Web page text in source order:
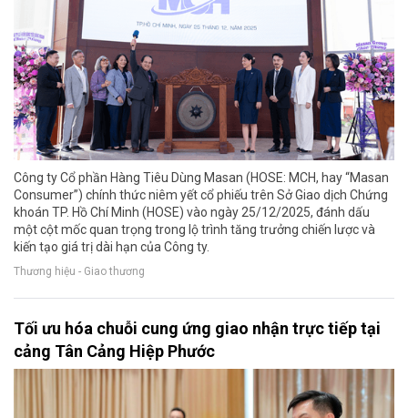
Công ty Cổ phần Hàng Tiêu Dùng Masan (HOSE: MCH, hay “Masan
Consumer”) chính thức niêm yết cổ phiếu trên Sở Giao dịch Chứng
khoán TP. Hồ Chí Minh (HOSE) vào ngày 25/12/2025, đánh dấu
một cột mốc quan trọng trong lộ trình tăng trưởng chiến lược và
kiến tạo giá trị dài hạn của Công ty.
Thương hiệu - Giao thương
Tối ưu hóa chuỗi cung ứng giao nhận trực tiếp tại
cảng Tân Cảng Hiệp Phước